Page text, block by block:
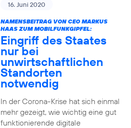
16. Juni 2020
NAMENSBEITRAG VON CEO MARKUS
HAAS ZUM MOBILFUNKGIPFEL:
Eingriff des Staates
nur bei
unwirtschaftlichen
Standorten
notwendig
In der Corona-Krise hat sich einmal
mehr gezeigt, wie wichtig eine gut
funktionierende digitale